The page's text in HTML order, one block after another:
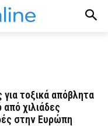
για τοξικά απόβλητα
χιλιάδες
στην Ευρώπη